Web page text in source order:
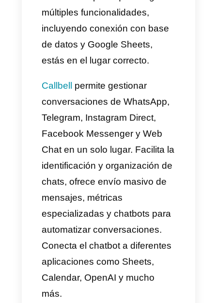
Otros casos de uso?
Tenemos 3 principales
escenarios donde podemos
crear automatizaciones con el
chatbot de Callbell y Google
Sheets, sin embargo, ten en
cuenta que puedes hacer
mucho más que esto con algo
de creatividad e iniciativa,
adaptado para tu negocio y
necesidades específicas.
Generación de base de
datos en automático
Para esta automatización el